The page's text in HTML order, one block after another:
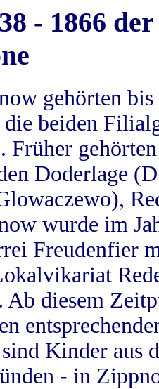
- 1866
gehörten
beiden
Früher
Doderlage
wurde im
Freudenfier
diesem
Kinder aus
- in